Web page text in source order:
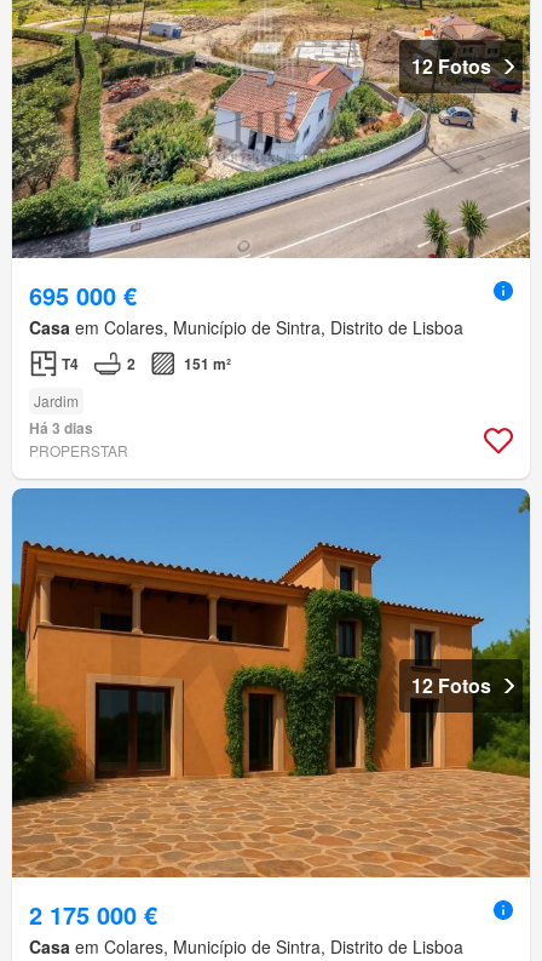
12 Fotos
695 000 €
Casa em Colares, Município de Sintra, Distrito de Lisboa
T4 2 151 m²
Jardim
Há 3 dias
PROPERSTAR
12 Fotos
2 175 000 €
Casa em Colares, Município de Sintra, Distrito de Lisboa